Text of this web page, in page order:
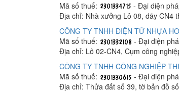
Mã số thuế:
- Đại diện
Địa chỉ: Nhà xưởng Lô 08, dãy CN4
CÔNG TY TNHH ĐIỆN TỬ NHỰA
Mã số thuế:
- Đại diện
Địa chỉ: Lô 02-CN4, Cụm công
CÔNG TY TNHH CÔNG NGHIỆP
Mã số thuế:
- Đại diện
Địa chỉ: Thửa đất số 39, tờ bản đồ